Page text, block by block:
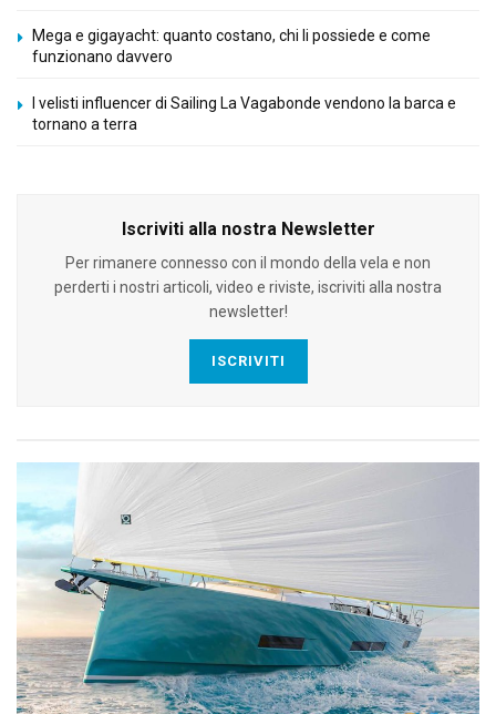
Mega e gigayacht: quanto costano, chi li possiede e come
funzionano davvero
I velisti influencer di Sailing La Vagabonde vendono la barca e
tornano a terra
Iscriviti alla nostra Newsletter
Per rimanere connesso con il mondo della vela e non
perderti i nostri articoli, video e riviste, iscriviti alla nostra
newsletter!
ISCRIVITI